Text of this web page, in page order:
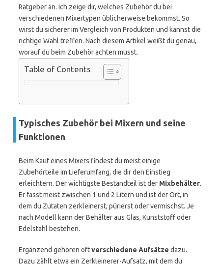
Ratgeber an. Ich zeige dir, welches Zubehör du bei
verschiedenen Mixertypen üblicherweise bekommst. So
wirst du sicherer im Vergleich von Produkten und kannst die
richtige Wahl treffen. Nach diesem Artikel weißt du genau,
worauf du beim Zubehör achten musst.
Table of Contents
Typisches Zubehör bei Mixern und seine
Funktionen
Beim Kauf eines Mixers findest du meist einige
Zubehörteile im Lieferumfang, die dir den Einstieg
erleichtern. Der wichtigste Bestandteil ist der Mixbehälter.
Er fasst meist zwischen 1 und 2 Litern und ist der Ort, in
dem du Zutaten zerkleinerst, pürierst oder vermischst. Je
nach Modell kann der Behälter aus Glas, Kunststoff oder
Edelstahl bestehen.
Ergänzend gehören oftverschiedene Aufsätze dazu.
Dazu zählt etwa ein Zerkleinerer-Aufsatz, mit dem du